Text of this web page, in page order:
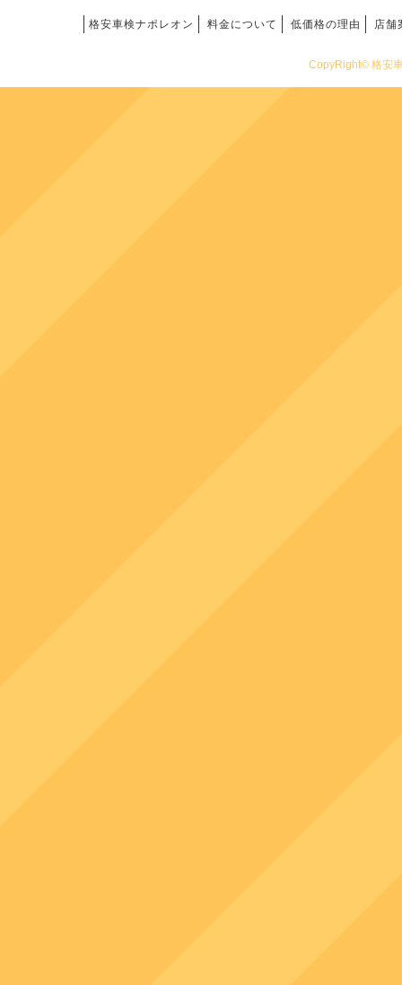
格安車検ナポレオン 料金について 低価格の理由 店舗
CopyRight© 格安